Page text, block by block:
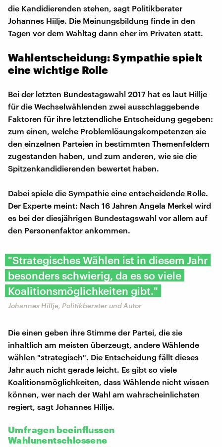
die Kandidierenden stehen, sagt Politikberater
Johannes Hiilje. Die Meinungsbildung finde in den
Tagen vor dem Wahltag dann eher im Privaten statt.
Wahlentscheidung: Sympathie spielt
eine wichtige Rolle
Bei der letzten Bundestagswahl 2017 hat es laut Hillje
für die Wechselwählenden zwei ausschlaggebende
Faktoren für ihre letztendliche Entscheidung gegeben:
zum einen, welche Problemlösungskompetenzen sie
den einzelnen Parteien in bestimmten Themenfeldern
zugestanden haben, und zum anderen, wie sie die
Spitzenkandidierenden bewertet haben.
Dabei spiele die Sympathie eine entscheidende Rolle.
Der Experte meint: Nach 16 Jahren Angela Merkel wird
es bei der diesjährigen Bundestagswahl vor allem auf
den Personenfaktor ankommen.
"Strategisches Wählen ist in diesem Jahr
besonders schwierig, da es so viele
Koalitionsmöglichkeiten gibt."
Johannes Hillje, Politikberater und Autor
Die einen geben ihre Stimme der Partei, die sie
inhaltlich am meisten überzeugt, andere Wählende
wählen "strategisch". Die Entscheidung fällt dieses
Jahr auch nicht gerade leicht. Es gibt so viele
Koalitionsmöglichkeiten, dass Wählende nicht wissen
können, wer nach der Wahl am wahrscheinlichsten
regiert, sagt Johannes Hillje.
Umfragen beeinflussen
Wahlunentschlossene